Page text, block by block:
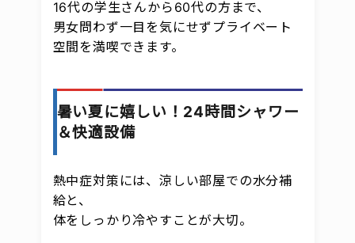
16代の学生さんから60代の方まで、
男女問わず一目を気にせずプライベート
空間を満喫できます。
暑い夏に嬉しい！24時間シャワー
＆快適設備
熱中症対策には、涼しい部屋での水分補
給と、
体をしっかり冷やすことが大切。